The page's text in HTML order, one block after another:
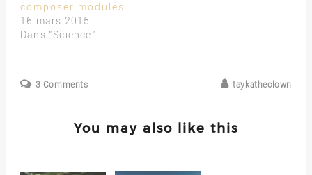
composer modules
16 mars 2015
Dans "Science"
3 Comments taykatheclown
You may also like this